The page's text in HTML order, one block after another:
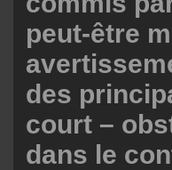
peut-être
des
court –
dans le